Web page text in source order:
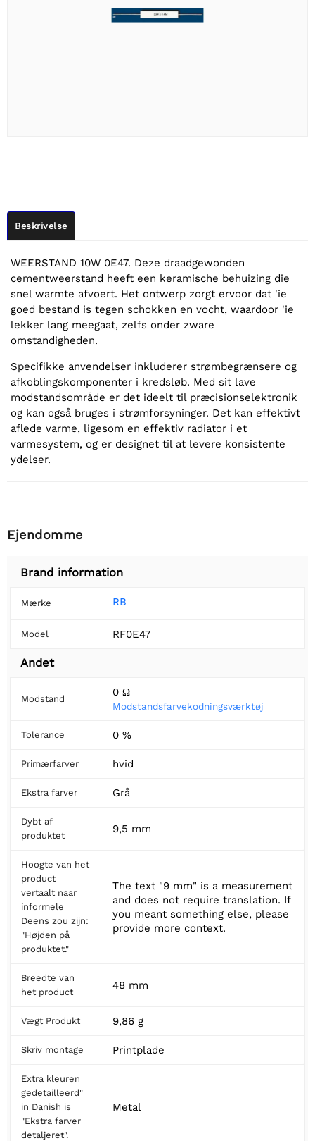
Beskrivelse
WEERSTAND 10W 0E47. Deze draadgewonden
cementweerstand heeft een keramische behuizing die
snel warmte afvoert. Het ontwerp zorgt ervoor dat 'ie
goed bestand is tegen schokken en vocht, waardoor 'ie
lekker lang meegaat, zelfs onder zware
omstandigheden.
Specifikke anvendelser inkluderer strømbegrænsere og
afkoblingskomponenter i kredsløb. Med sit lave
modstandsområde er det ideelt til præcisionselektronik
og kan også bruges i strømforsyninger. Det kan effektivt
aflede varme, ligesom en effektiv radiator i et
varmesystem, og er designet til at levere konsistente
ydelser.
Ejendomme
Brand information
Mærke RB
Model RF0E47
Andet
Modstand
0 Ω
Modstandsfarvekodningsværktøj
Tolerance 0 %
Primærfarver hvid
Ekstra farver Grå
Dybt af
produktet
9,5 mm
Hoogte van het
product
vertaalt naar
informele
Deens zou zijn:
"Højden på
produktet."
The text "9 mm" is a measurement
and does not require translation. If
you meant something else, please
provide more context.
Breedte van
het product
48 mm
Vægt Produkt 9,86 g
Skriv montage Printplade
Extra kleuren
gedetailleerd"
in Danish is
"Ekstra farver
detaljeret".
Metal